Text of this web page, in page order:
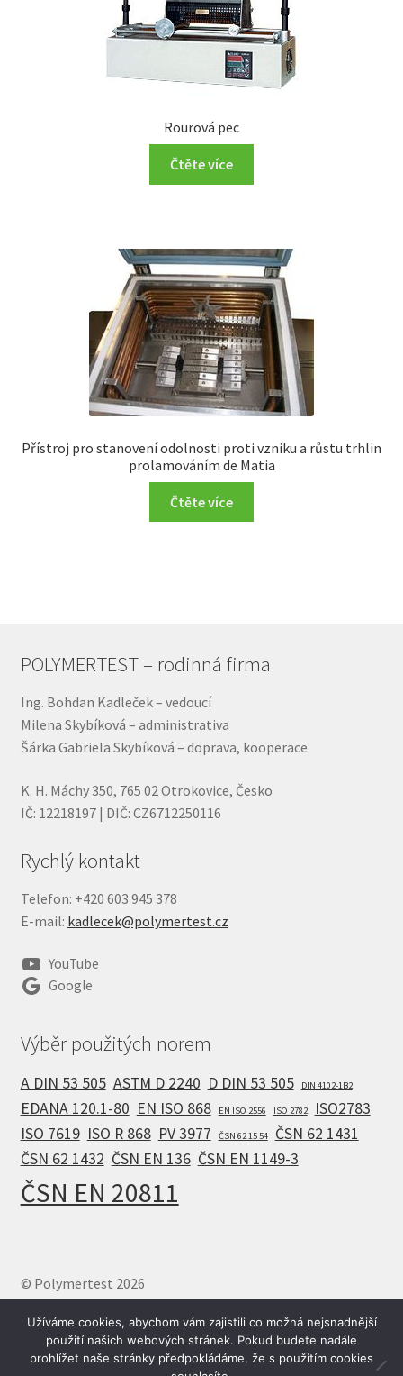
Rourová pec
Čtěte více
Přístroj pro stanovení odolnosti proti vzniku a růstu trhlin
prolamováním de Matia
Čtěte více
POLYMERTEST – rodinná firma
Ing. Bohdan Kadleček – vedoucí
Milena Skybíková – administrativa
Šárka Gabriela Skybíková – doprava, kooperace
K. H. Máchy 350, 765 02 Otrokovice, Česko
IČ: 12218197 | DIČ: CZ6712250116
Rychlý kontakt
Telefon: +420 603 945 378
E-mail: kadlecek@polymertest.cz
YouTube
Google
Výběr použitých norem
A DIN 53 505 ASTM D 2240 D DIN 53 505 DIN 4102-1B2
EDANA 120.1-80 EN ISO 868 EN ISO 2556 ISO 2782
ISO2783
ISO 7619 ISO R 868 PV 3977 ČSN 62 15 54
ČSN 62 1431
ČSN 62 1432 ČSN EN 136 ČSN EN 1149-3
ČSN EN 20811
© Polymertest 2026
Zásady ochrany osobních údajů
Vytvořeno pomocí
WooCommerce.
Užíváme cookies, abychom vám zajistili co možná nejsnadnější
použití našich webových stránek. Pokud budete nadále
prohlížet naše stránky předpokládáme, že s použitím cookies